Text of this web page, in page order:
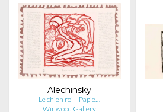
Alechinsky
Le chien roi – Papie…
Winwood Gallery